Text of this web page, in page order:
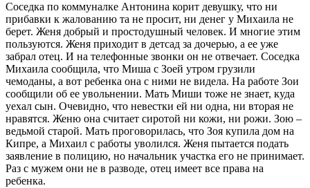
Соседка по коммуналке Антонина корит девушку, что ни
прибавки к жалованию та не просит, ни денег у Михаила не
берет. Женя добрый и простодушный человек. И многие этим
пользуются. Женя приходит в детсад за дочерью, а ее уже
забрал отец. И на телефонные звонки он не отвечает. Соседка
Михаила сообщила, что Миша с Зоей утром грузили
чемоданы, а вот ребенка она с ними не видела. На работе Зои
сообщили об ее увольнении. Мать Миши тоже не знает, куда
уехал сын. Очевидно, что невестки ей ни одна, ни вторая не
нравятся. Женю она считает сиротой ни кожи, ни рожи. Зою –
ведьмой старой. Мать проговорилась, что Зоя купила дом на
Кипре, а Михаил с работы уволился. Женя пытается подать
заявление в полицию, но начальник участка его не принимает.
Раз с мужем они не в разводе, отец имеет все права на
ребенка.